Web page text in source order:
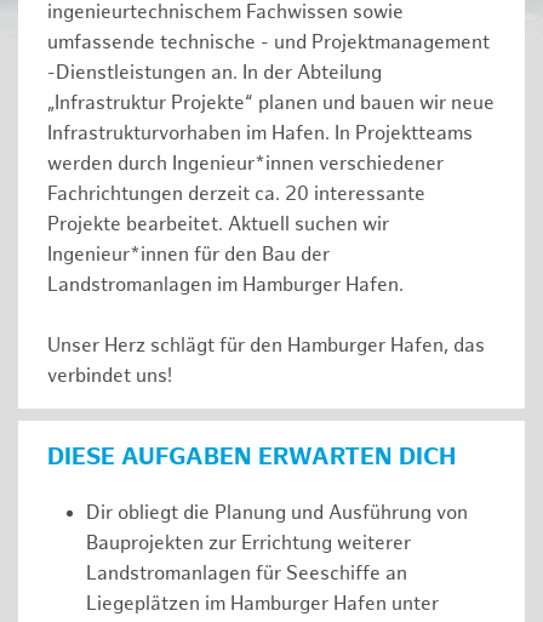
ingenieurtechnischem Fachwissen sowie
umfassende technische - und Projektmanagement
-Dienstleistungen an. In der Abteilung
„Infrastruktur Projekte“ planen und bauen wir neue
Infrastrukturvorhaben im Hafen. In Projektteams
werden durch Ingenieur*innen verschiedener
Fachrichtungen derzeit ca. 20 interessante
Projekte bearbeitet. Aktuell suchen wir
Ingenieur*innen für den Bau der
Landstromanlagen im Hamburger Hafen.
Unser Herz schlägt für den Hamburger Hafen, das
verbindet uns!
DIESE AUFGABEN ERWARTEN DICH
Dir obliegt die Planung und Ausführung von
Bauprojekten zur Errichtung weiterer
Landstromanlagen für Seeschiffe an
Liegeplätzen im Hamburger Hafen unter